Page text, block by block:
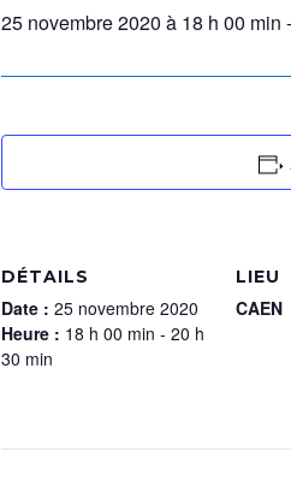
25 novembre 2020 à 18 h 00 min -
DÉTAILS
Date : 25 novembre 2020
Heure : 18 h 00 min - 20 h
30 min
LIEU
CAEN